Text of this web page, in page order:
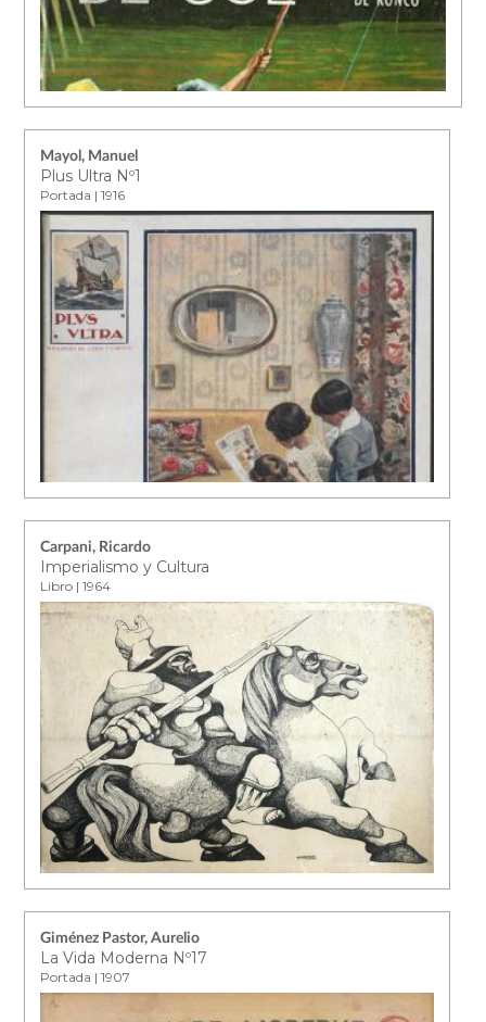
Mayol, Manuel
Plus Ultra Nº1
Portada | 1916
Carpani, Ricardo
Imperialismo y Cultura
Libro | 1964
Giménez Pastor, Aurelio
La Vida Moderna Nº17
Portada | 1907